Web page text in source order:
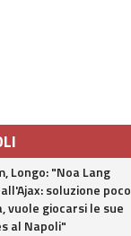
Longo: "Noa Lang
soluzione poco
vuole giocarsi le sue
al Napoli"